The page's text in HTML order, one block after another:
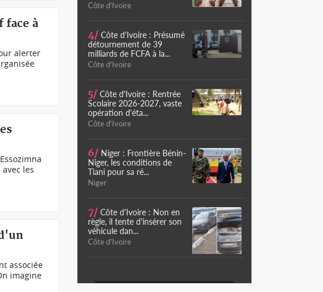
face à
alerter
les
associée
imagine
Côte d'Ivoire
4/ Côte d'Ivoire : Présumé
détournement de 39
milliards de FCFA à la...
Côte d'Ivoire
5/ Côte d'Ivoire : Rentrée
Scolaire 2026-2027, vaste
opération d'éta...
Côte d'Ivoire
6/ Niger : Frontière Bénin-
Niger, les conditions de
Tiani pour sa ré...
Niger
7/ Côte d'Ivoire : Non en
règle, il tente d'insérer son
véhicule dan...
Côte d'Ivoire